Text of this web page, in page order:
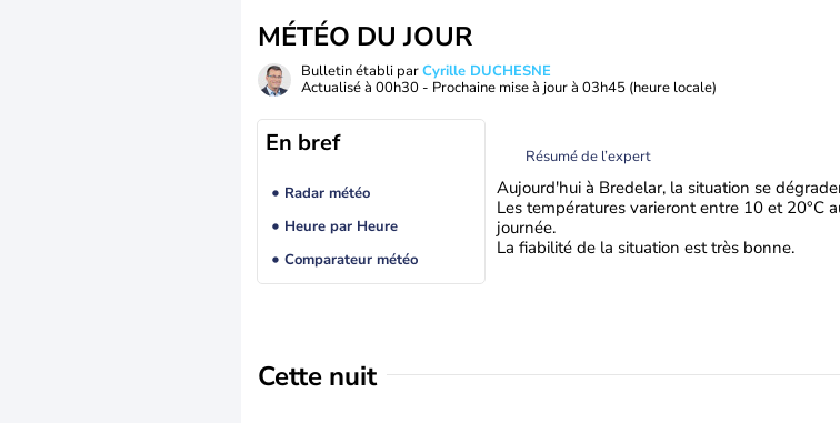
MÉTÉO DU JOUR
Bulletin établi parCyrille DUCHESNE
Actualisé à 00h30 - Prochaine mise à jour à 03h45 (heure locale)
En bref
Radar météo
Heure par Heure
Comparateur météo
Résumé de l’expert
Aujourd'hui à Bredelar, la situation se
Les températures varieront entre 10 et 20°C
journée.
La fiabilité de la situation est très bonne.
Cette nuit